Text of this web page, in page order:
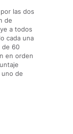
las dos
de
a todos
cada una
de 60
en orden
de